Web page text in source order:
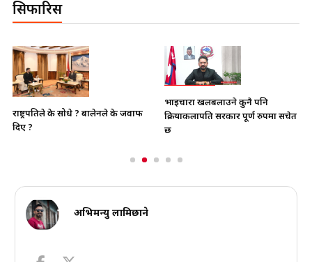
सिफारिस
राष्ट्रपतिले के सोधे ? बालेनले के जवाफ
दिए ?
भाइचारा खलबलाउने कुनै पनि
क्रियाकलापप्रति सरकार पूर्ण रुपमा सचेत
छ
अभिमन्यु लामिछाने